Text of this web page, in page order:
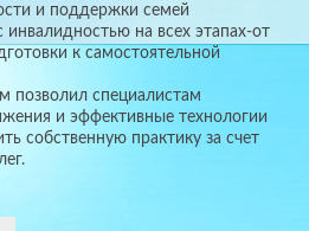
и поддержки семей
на всех этапах-от
к самостоятельной
позволил специалистам
и эффективные технологии
собственную практику за счет